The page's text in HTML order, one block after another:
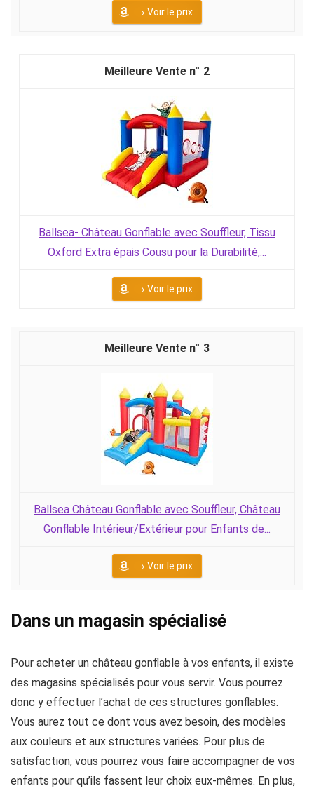
→ Voir le prix
2
Ballsea- Château Gonflable avec Souffleur, Tissu
Oxford Extra épais Cousu pour la Durabilité,...
→ Voir le prix
3
Ballsea Château Gonflable avec Souffleur, Château
Gonflable Intérieur/Extérieur pour Enfants de...
→ Voir le prix
Dans un magasin spécialisé
Pour acheter un château gonflable à vos enfants, il existe
des magasins spécialisés pour vous servir. Vous pourrez
donc y effectuer l’achat de ces structures gonflables.
Vous aurez tout ce dont vous avez besoin, des modèles
aux couleurs et aux structures variées. Pour plus de
satisfaction, vous pourrez vous faire accompagner de vos
enfants pour qu’ils fassent leur choix eux-mêmes. En plus,